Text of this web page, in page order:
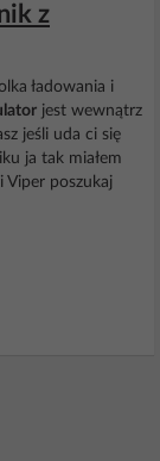
z
ładowania i
jest wewnątrz
jeśli uda ci się
ja tak miałem
Viper poszukaj